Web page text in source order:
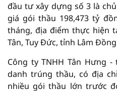
đầu tư xây dựng số 3 là
giá gói thầu 198,473 tỷ
tháng, địa điểm thực hiện
Tân, Tuy Đức, tỉnh Lâm
Công ty TNHH Tân Hưng
danh trúng thầu, có địa
nhiều gói thầu lớn trước